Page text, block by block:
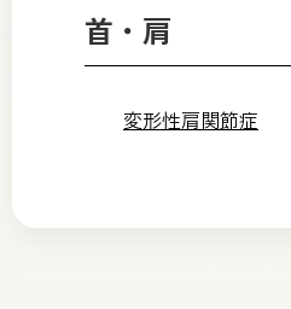
首・肩
変形性肩関節症